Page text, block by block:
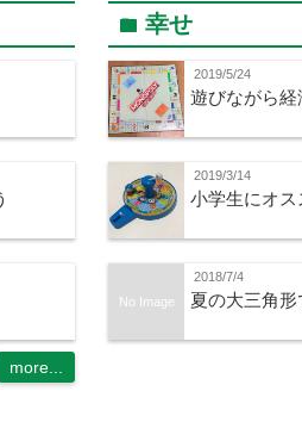
more...
folder 幸せ
2019/5/24
遊びながら
2019/3/14
小学生にオス
No Image
2018/7/4
夏の大三角